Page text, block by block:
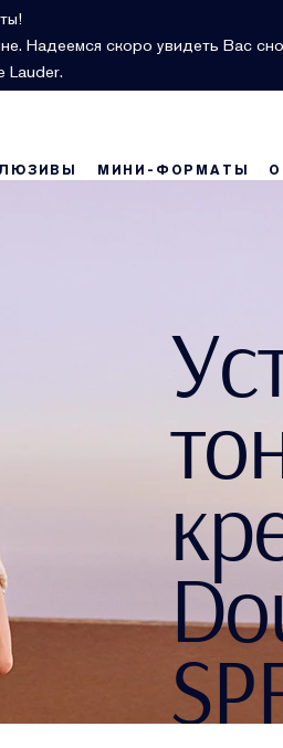
Надеемся скоро увидеть Вас
Lauder.
МИНИ-ФОРМАТЫ